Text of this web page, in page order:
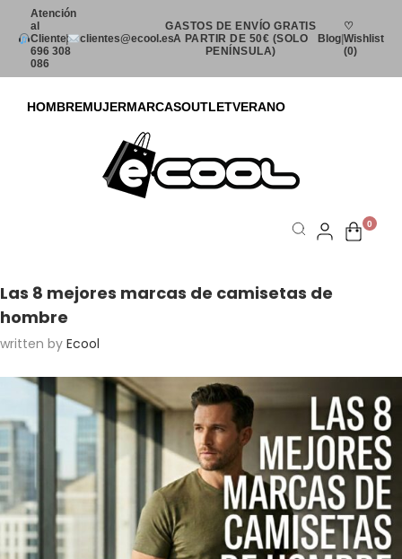
Atención
al
Cliente:
696 308
086
| clientes@ecool.es
GASTOS DE ENVÍO GRATIS
A PARTIR DE 50€ (SOLO
PENÍNSULA)
Blog
♡
Wishlist
(0)
HOMBREMUJERMARCASOUTLETVERANO
0
Las 8 mejores marcas de camisetas de
hombre
written by Ecool